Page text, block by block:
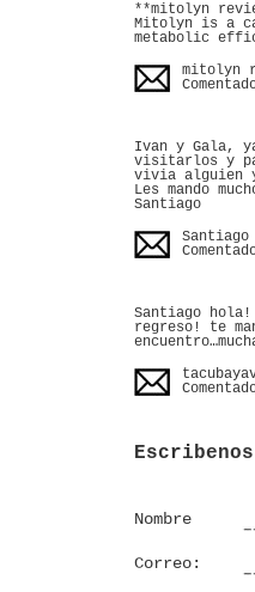
**mitolyn
Mitolyn is a
metabolic
mitolyn
Ivan y Gala,
visitarlos y
vivia alguien
Les mando
Santiago
Santiago
Santiago
regreso! te
Escribenos
Nombre
Correo: